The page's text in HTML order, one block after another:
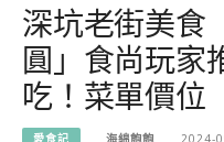
深坑老街美食
圓」食尚玩家
吃！菜單價位
愛食記 海綿飽飽 2024-